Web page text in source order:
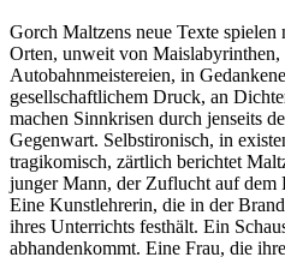
Gorch Maltzens neue Texte
Orten, unweit von Maislabyrinthen,
Autobahnmeistereien, in
gesellschaftlichem Druck, an
machen Sinnkrisen durch jenseits
Gegenwart. Selbstironisch, in
tragikomisch, zärtlich berichtet
junger Mann, der Zuflucht auf dem
Eine Kunstlehrerin, die in der
ihres Unterrichts festhält. Ein
abhandenkommt. Eine Frau, die